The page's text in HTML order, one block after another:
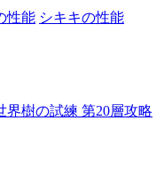
性能 シキキの性能
界樹の試練 第20層攻略